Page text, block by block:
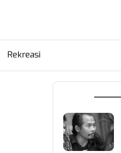
Rekreasi